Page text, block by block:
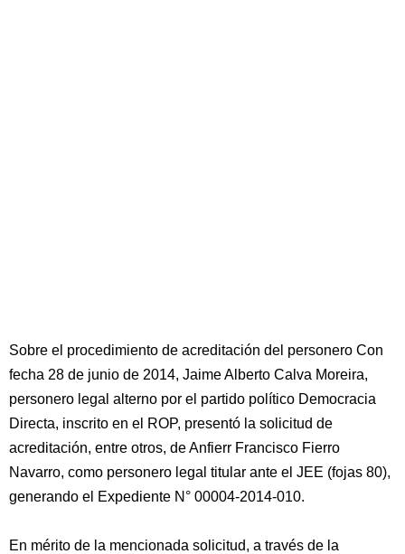
Sobre el procedimiento de acreditación del personero Con
fecha 28 de junio de 2014, Jaime Alberto Calva Moreira,
personero legal alterno por el partido político Democracia
Directa, inscrito en el ROP, presentó la solicitud de
acreditación, entre otros, de Anfierr Francisco Fierro
Navarro, como personero legal titular ante el JEE (fojas 80),
generando el Expediente N° 00004-2014-010.
En mérito de la mencionada solicitud, a través de la